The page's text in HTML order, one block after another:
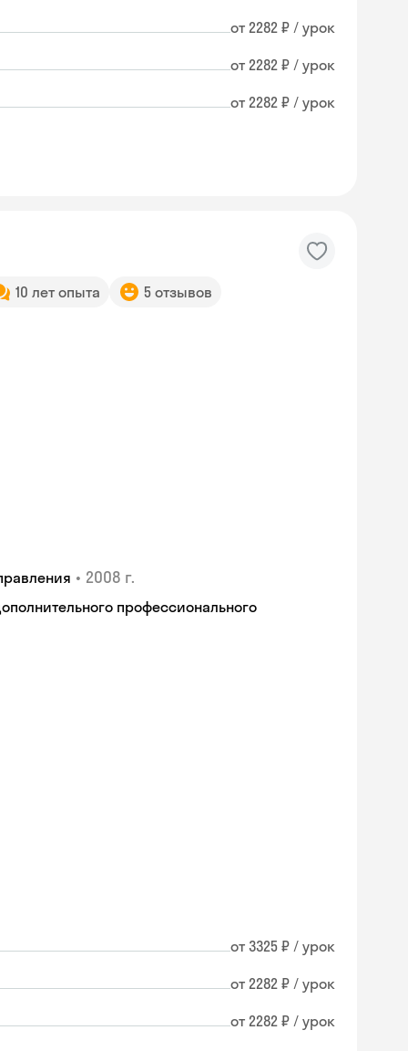
от 2282 ₽ / урок
от 2282 ₽ / урок
от 2282 ₽ / урок
10 лет опыта 5 отзывов
• 2008 г.
профессионального
от 3325 ₽ / урок
от 2282 ₽ / урок
от 2282 ₽ / урок